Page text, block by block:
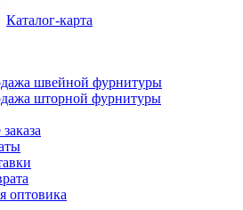
Каталог-карта
швейной фурнитуры
шторной фурнитуры
оптовика